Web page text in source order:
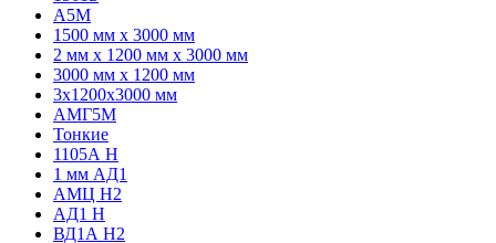
А5М
1500 мм х 3000 мм
2 мм х 1200 мм х 3000 мм
3000 мм х 1200 мм
3х1200х3000 мм
АМГ5М
Тонкие
1105А Н
1 мм АД1
АМЦ Н2
АД1 Н
ВД1А H2